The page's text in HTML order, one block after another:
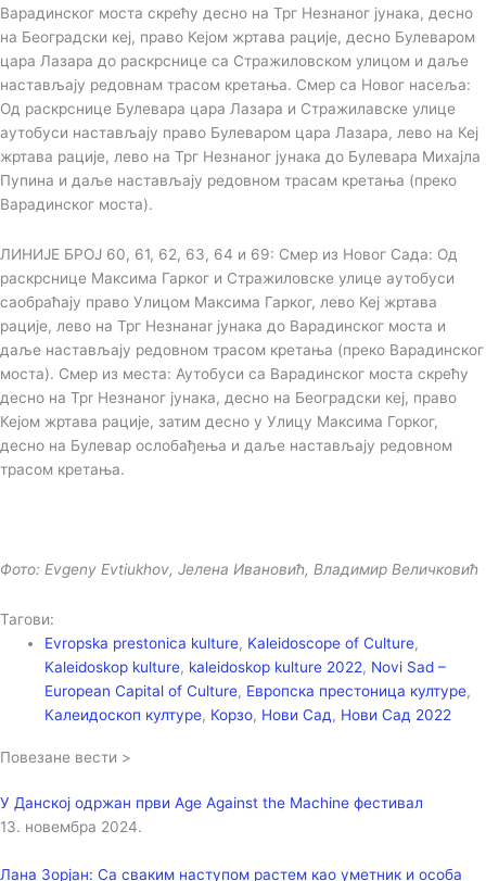
Варадинског моста скрећу десно на Трг Незнаног јунака, десно
на Београдски кеј, право Кејом жртава рације, десно Булеваром
цара Лазара до раскрснице са Стражиловском улицом и даље
настављају редовнам трасом кретања. Смер са Новог насеља:
Од раскрснице Булевара цара Лазара и Стражилавске улице
аутобуси настављају право Булеваром цара Лазара, лево на Кеј
жртава рације, лево на Трг Незнаног јунака до Булевара Михајла
Пупина и даље настављају редовном трасам кретања (преко
Варадинског моста).
ЛИНИЈЕ БРОЈ 60, 61, 62, 63, 64 и 69: Смер из Новог Сада: Од
раскрснице Максима Гарког и Стражиловске улице аутобуси
саобраћају право Улицом Максима Гарког, лево Кеј жртава
рације, лево на Трг Незнанаr јунака до Варадинског моста и
даље настављају редовном трасом кретања (преко Варадинског
моста). Смер из места: Аутобуси са Варадинског моста скрећу
десно на Tpr Незнаног јунака, десно на Београдски кеј, право
Кејом жртава рације, затим десно у Улицу Максима Горког,
десно на Булевар ослобађења и даље настављају редовном
трасом кретања.
Фото: Evgeny Evtiukhov, Јелена Ивановић, Владимир Величковић
Тагови:
Evropska prestonica kulture, Kaleidoscope of Culture,
Kaleidoskop kulture, kaleidoskop kulture 2022, Novi Sad –
European Capital of Culture, Европска престоница културе,
Калеидоскоп културе, Корзо, Нови Сад , Нови Сад 2022
Повезане вести >
У Данској одржан први Age Against the Machine фестивал
13. новембра 2024.
Лана Зорјан: Са сваким наступом растем као уметник и особа